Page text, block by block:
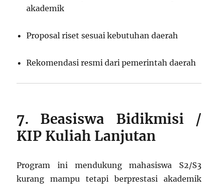
akademik
Proposal riset sesuai kebutuhan daerah
Rekomendasi resmi dari pemerintah daerah
7. Beasiswa Bidikmisi /
KIP Kuliah Lanjutan
Program ini mendukung mahasiswa S2/S3
kurang mampu tetapi berprestasi akademik